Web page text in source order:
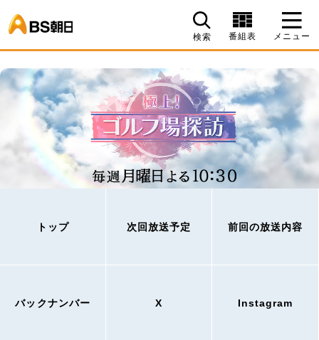
検索 番組表 メニュー
トップ 次回放送予定 前回の放送内容
バックナンバー X Instagram